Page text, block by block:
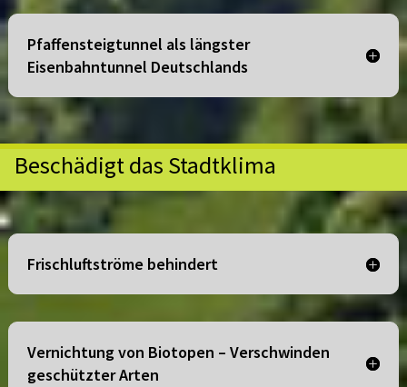
Pfaffensteigtunnel als längster
Eisenbahntunnel Deutschlands
Beschädigt das Stadtklima
Frischluftströme behindert
Vernichtung von Biotopen – Verschwinden
geschützter Arten